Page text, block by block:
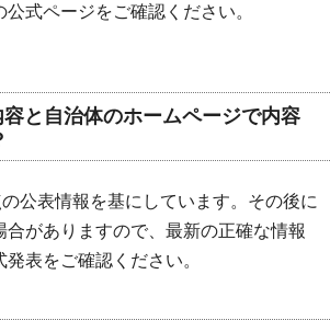
式ページをご確認ください。
と自治体のホームページで内容
公表情報を基にしています。その後に
合がありますので、最新の正確な情報
表をご確認ください。